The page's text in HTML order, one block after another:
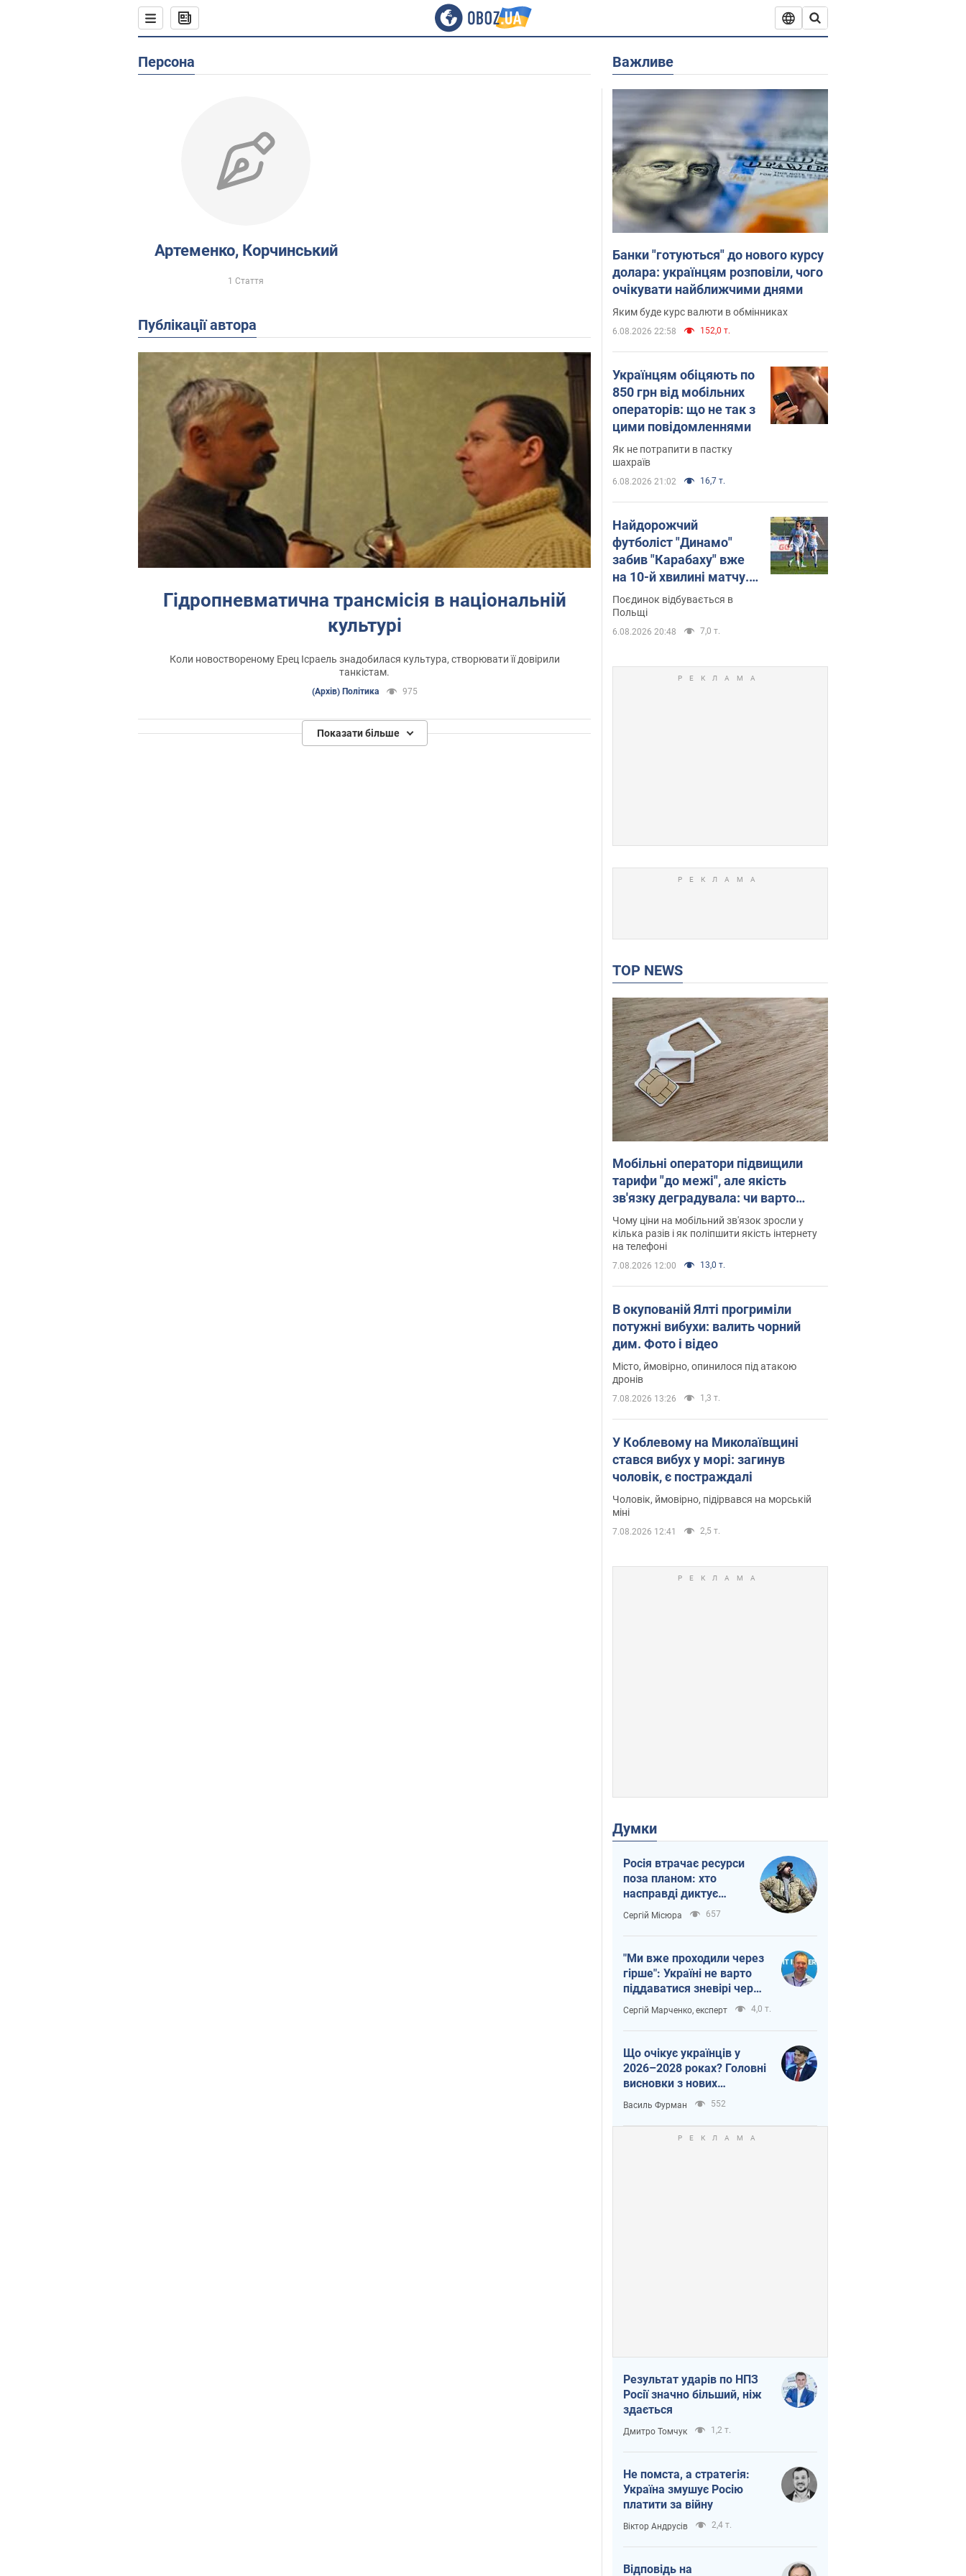
Персона
Артеменко, Корчинський
1 Стаття
Публікації автора
Гідропневматична трансмісія в національній
культурі
Коли новоствореному Ерец Ісраель знадобилася культура, створювати її довірили
танкістам.
(Архів) Політика 975
Показати більше
Важливе
Банки "готуються" до нового курсу
долара: українцям розповіли, чого
очікувати найближчими днями
Яким буде курс валюти в обмінниках
6.08.2026 22:58 152,0 т.
Українцям обіцяють по
850 грн від мобільних
операторів: що не так з
цими повідомленнями
Як не потрапити в пастку
шахраїв
6.08.2026 21:02 16,7 т.
Найдорожчий
футболіст "Динамо"
забив "Карабаху" вже
на 10-й хвилині матчу.
Відео
Поєдинок відбувається в
Польщі
6.08.2026 20:48 7,0 т.
TOP NEWS
Мобільні оператори підвищили
тарифи "до межі", але якість
зв'язку деградувала: чи варто
скаржитись на ціни
Чому ціни на мобільний зв'язок зросли у
кілька разів і як поліпшити якість інтернету
на телефоні
7.08.2026 12:00 13,0 т.
В окупованій Ялті прогриміли
потужні вибухи: валить чорний
дим. Фото і відео
Місто, ймовірно, опинилося під атакою
дронів
7.08.2026 13:26 1,3 т.
У Коблевому на Миколаївщині
стався вибух у морі: загинув
чоловік, є постраждалі
Чоловік, ймовірно, підірвався на морській
міні
7.08.2026 12:41 2,5 т.
Думки
Росія втрачає ресурси
поза планом: хто
насправді диктує
темп війни
Сергій Місюра 657
"Ми вже проходили через
гірше": Україні не варто
піддаватися зневірі через
ракетний терор
Сергій Марченко, експерт 4,0 т.
Що очікує українців у
2026–2028 роках? Головні
висновки з нових
прогнозів від НБУ
Василь Фурман 552
Результат ударів по НПЗ
Росії значно більший, ніж
здається
Дмитро Томчук 1,2 т.
Не помста, а стратегія:
Україна змушує Росію
платити за війну
Віктор Андрусів 2,4 т.
Відповідь на